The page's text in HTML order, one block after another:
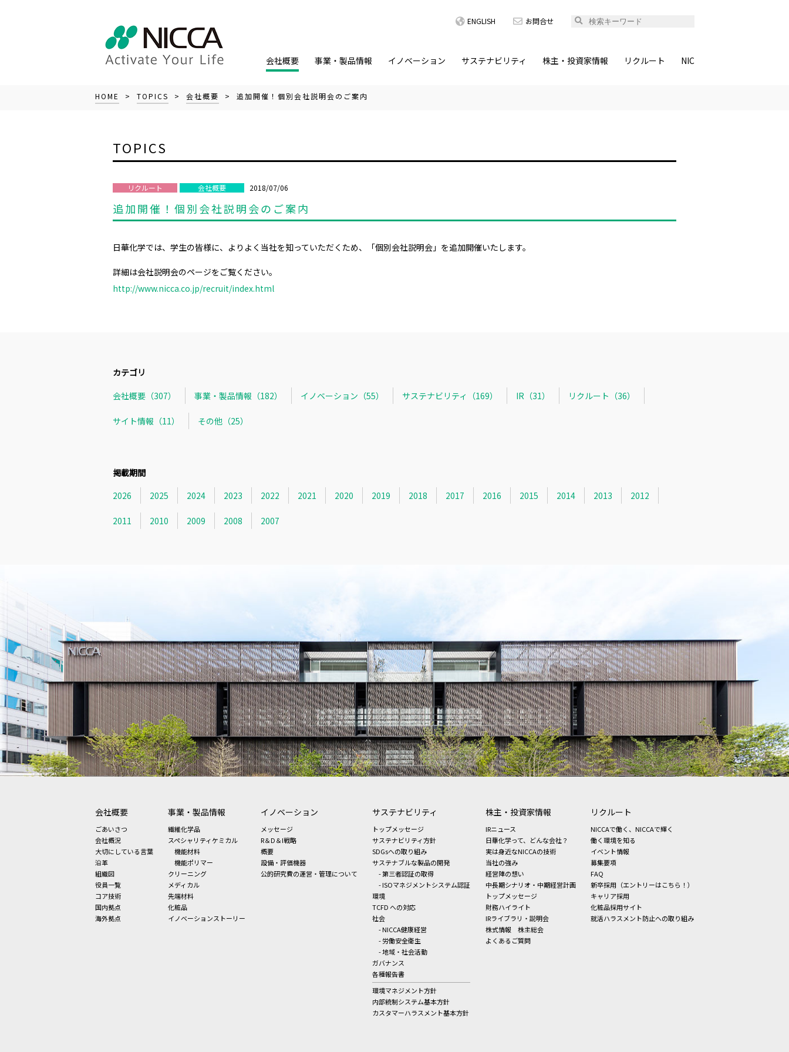
ENGLISH お問合せ
会社概要 事業・製品情報 イノベーション サステナビリティ 株主・投資家情報 リクルート NIC
HOME > TOPICS > 会社概要 > 追加開催！個別会社説明会のご案内
TOPICS
リクルート 会社概要 2018/07/06
追加開催！個別会社説明会のご案内
日華化学では、学生の皆様に、よりよく当社を知っていただくため、「個別会社説明会」を追加開催いたします。
詳細は会社説明会のページをご覧ください。
http://www.nicca.co.jp/recruit/index.html
カテゴリ
会社概要（307）
事業・製品情報（182） イノベーション（55） サステナビリティ（169） IR（31） リクルート（36）
サイト情報（11） その他（25）
掲載期間
2026
2025 2024 2023 2022 2021 2020 2019 2018 2017 2016 2015 2014 2013 2012
2011 2010 2009 2008 2007
会社概要
ごあいさつ
会社概況
大切にしている言葉
沿革
組織図
役員一覧
コア技術
国内拠点
海外拠点
事業・製品情報
繊維化学品
スペシャリティケミカル
機能材料
機能ポリマー
クリーニング
メディカル
先端材料
化粧品
イノベーションストーリー
イノベーション
メッセージ
R＆D＆I戦略
概要
設備・評価機器
公的研究費の運営・管理について
サステナビリティ
トップメッセージ
サステナビリティ方針
SDGsへの取り組み
サステナブルな製品の開発
- 第三者認証の取得
- ISOマネジメントシステム認証
環境
TCFD への対応
社会
- NICCA健康経営
- 労働安全衛生
- 地域・社会活動
ガバナンス
各種報告書
環境マネジメント方針
内部統制システム基本方針
カスタマーハラスメント基本方針
株主・投資家情報
IRニュース
日華化学って、どんな会社？
実は身近なNICCAの技術
当社の強み
経営陣の想い
中長期シナリオ・中期経営計画
トップメッセージ
財務ハイライト
IRライブラリ・説明会
株式情報
株主総会
よくあるご質問
リクルート
NICCAで働く、NICCAで輝く
働く環境を知る
イベント情報
募集要項
FAQ
新卒採用（エントリーはこちら！）
キャリア採用
化粧品採用サイト
就活ハラスメント防止への取り組み